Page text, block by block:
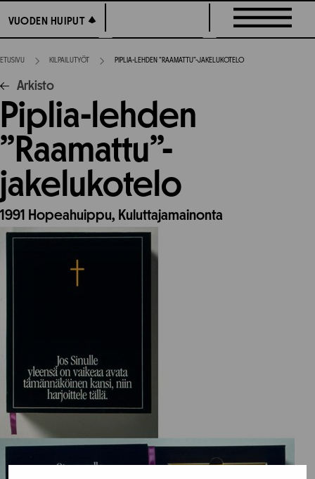
suoraan
sisältöön
VUODEN HUIPUT
VUODEN HUIPUT
ETUSIVU KILPAILUTYÖT PIPLIA-LEHDEN ”RAAMATTU”-JAKELUKOTELO
Arkisto
Piplia-lehden
”Raamattu”-
jakelukotelo
1991 Hopeahuippu, Kuluttajamainonta